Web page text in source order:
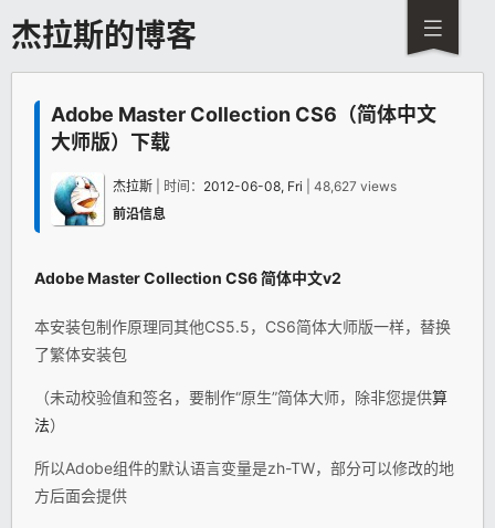
杰拉斯的博客
Adobe Master Collection CS6（简体中文
大师版）下载
杰拉斯 | 时间： 2012-06-08, Fri | 48,627 views
前沿信息
Adobe Master Collection CS6 简体中文v2
本安装包制作原理同其他CS5.5，CS6简体大师版一样，替换
了繁体安装包
（未动校验值和签名，要制作“原生”简体大师，除非您提供算
法）
所以Adobe组件的默认语言变量是zh-TW，部分可以修改的地
方后面会提供